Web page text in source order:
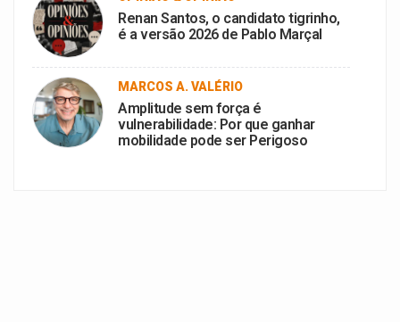
Renan Santos, o candidato tigrinho,
é a versão 2026 de Pablo Marçal
MARCOS A. VALÉRIO
Amplitude sem força é
vulnerabilidade: Por que ganhar
mobilidade pode ser Perigoso